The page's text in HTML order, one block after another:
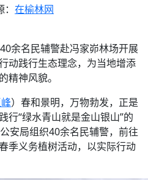
在榆林网
余名民辅警赴冯家峁林场开展
动践行生态理念，为当地增添
精神风貌。
）春和景明，万物勃发，正是
行“绿水青山就是金山银山”的
安局组织40余名民辅警，前往
季义务植树活动，以实际行动